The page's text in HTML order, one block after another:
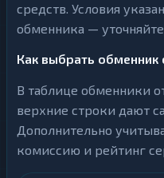
средств. Условия
обменника —
Как выбрать
В таблице обменники
верхние строки дают
Дополнительно
комиссию и рейтинг